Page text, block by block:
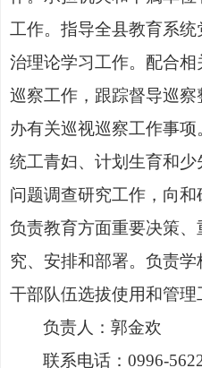
工作。 指导全县教育系统
治理论学习工作。 配合相
巡察工作，跟踪督导巡
办有关巡视巡察工作事项
统工青妇、计划生育和少
问题调查研究工作，向和
负责教育方面重要决策
究、安排和部署。 负责学
干部队伍选拔使用和管理
负责人：郭金欢
联系电话：0996-